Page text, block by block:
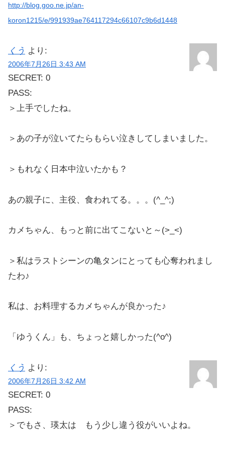
http://blog.goo.ne.jp/an-
koron1215/e/991939ae764117294c66107c9b6d1448
くう より:
2006年7月26日 3:43 AM
SECRET: 0
PASS:
＞上手でしたね。
＞あの子が泣いてたらもらい泣きしてしまいました。
＞もれなく日本中泣いたかも？
あの親子に、主役、食われてる。。。(^_^;)
カメちゃん、もっと前に出てこないと～(>_<)
＞私はラストシーンの亀タンにとっても心奪われまし
たわ♪
私は、お料理するカメちゃんが良かった♪
「ゆうくん」も、ちょっと嬉しかった(^o^)
くう より:
2006年7月26日 3:42 AM
SECRET: 0
PASS:
＞でもさ、瑛太は もう少し違う役がいいよね。